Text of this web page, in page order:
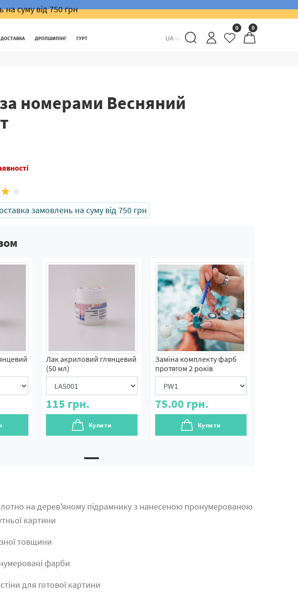
суму від 750 грн
ДРОПШИПІНГ ГУРТ UA
0 0
номерами Весняний
замовлень на суму від 750 грн
Лак акриловий глянцевий
(50 мл)
115 грн.
Купити
Заміна комплекту фарб
протягом 2 років
75.00 грн.
Купити
на дерев'яному підрамнику з нанесеною пронумерованою
картини
товщини
фарби
для готової картини